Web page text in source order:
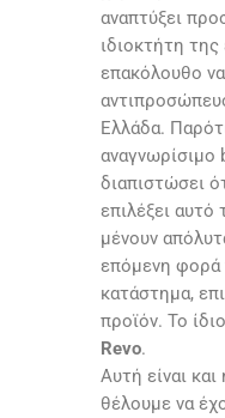
αναπτύξει
ιδιοκτήτη της
επακόλουθο
Ελλάδα.
αναγνωρίσιμο
διαπιστώσει
επιλέξει αυτό
μένουν
επόμενη φορά
κατάστημα,
προϊόν. Το
Revo.
Αυτή είναι
θέλουμε να